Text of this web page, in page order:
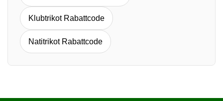
Klubtrikot Rabattcode
Natitrikot Rabattcode